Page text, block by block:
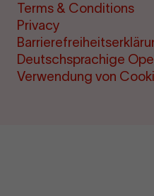
Terms & Conditions
Privacy
Deutschsprachige
Verwendung von